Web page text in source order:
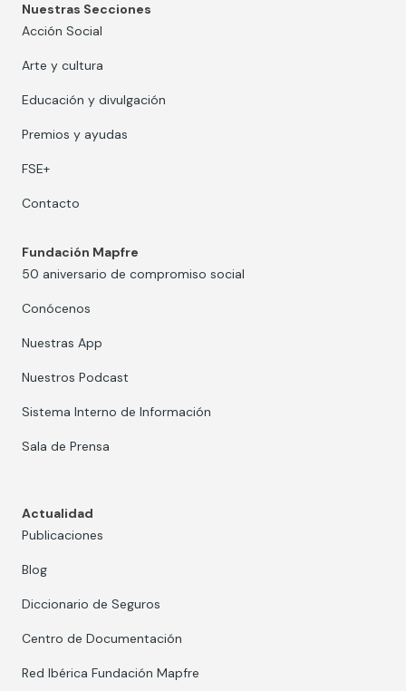
Nuestras Secciones
Acción Social
Arte y cultura
Educación y divulgación
Premios y ayudas
FSE+
Contacto
Fundación Mapfre
50 aniversario de compromiso social
Conócenos
Nuestras App
Nuestros Podcast
Sistema Interno de Información
Sala de Prensa
Actualidad
Publicaciones
Blog
Diccionario de Seguros
Centro de Documentación
Red Ibérica Fundación Mapfre